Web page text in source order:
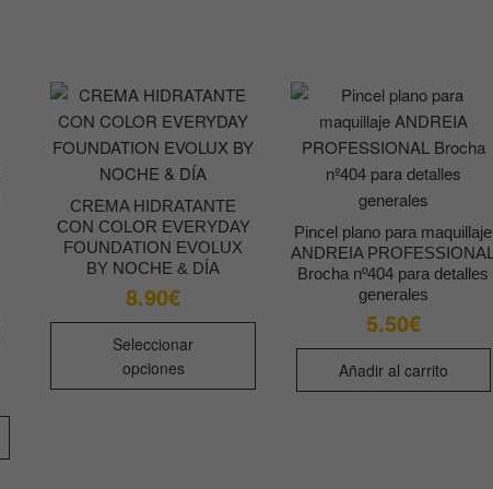
elegir
producto
opciones
pueden
página
CREMA HIDRATANTE
CON COLOR EVERYDAY
FOUNDATION EVOLUX
BY NOCHE & DÍA
8.90€
Seleccionar
opciones
Este
producto
Pincel plano para maquillaje
ANDREIA PROFESSIONAL
Brocha nº404 para detalles
generales
5.50€
Añadir al carrito